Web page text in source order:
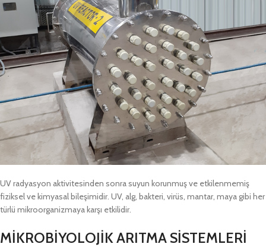
UV radyasyon aktivitesinden sonra suyun korunmuş ve etkilenmemiş
fiziksel ve kimyasal bileşimidir. UV, alg, bakteri, virüs, mantar, maya gibi her
türlü mikroorganizmaya karşı etkilidir.
MİKROBİYOLOJİK ARITMA SİSTEMLERİ